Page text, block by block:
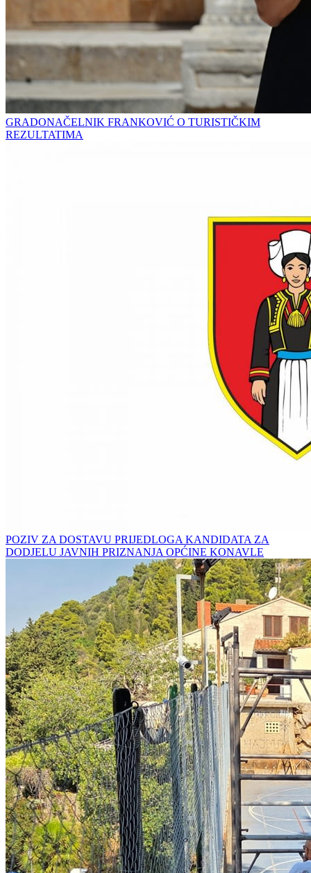
GRADONAČELNIK FRANKOVIĆ O TURISTIČKIM
REZULTATIMA
POZIV ZA DOSTAVU PRIJEDLOGA KANDIDATA ZA
DODJELU JAVNIH PRIZNANJA OPĆINE KONAVLE